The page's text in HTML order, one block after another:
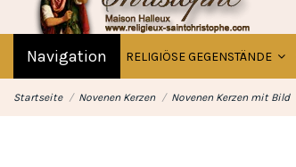
Navigation RELIGIÖSE GEGENSTÄNDE
Startseite Novenen Kerzen Novenen Kerzen mit Bild